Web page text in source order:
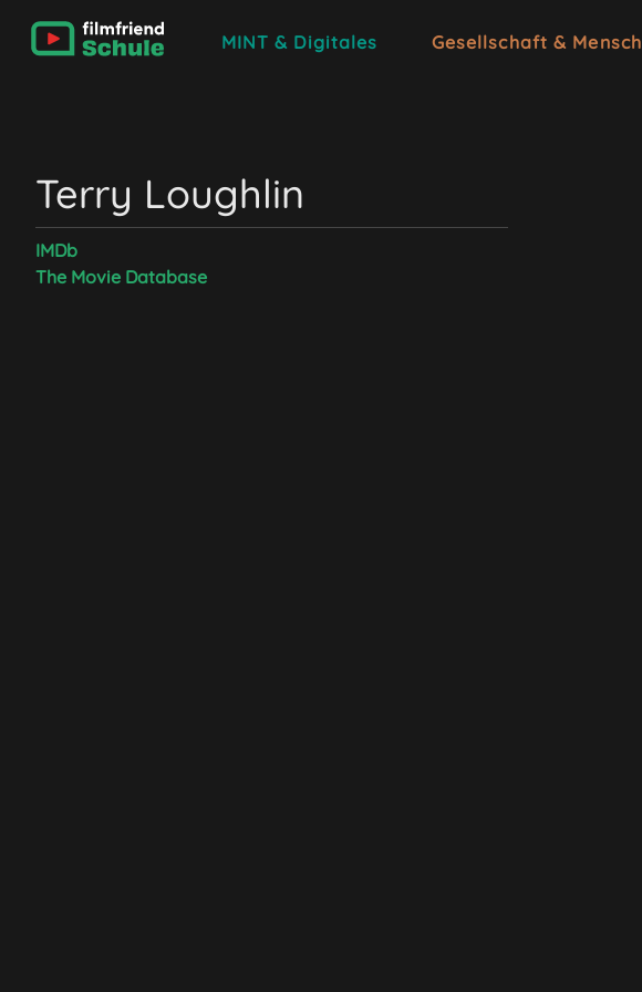
MINT & Digitales Gesellschaft & Mensch
Terry Loughlin
IMDb
The Movie Database